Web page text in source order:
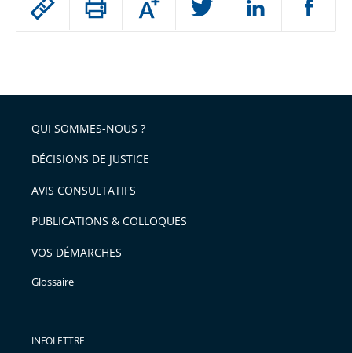
arriver
après
Augmenter
ou
l'article
pour
avant
QUI SOMMES-NOUS ?
DÉCISIONS DE JUSTICE
AVIS CONSULTATIFS
PUBLICATIONS & COLLOQUES
VOS DÉMARCHES
Glossaire
INFOLETTRE